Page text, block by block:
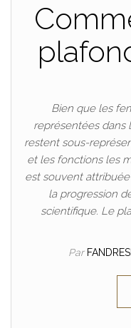
Bien que les
représentées dans
restent sous-
et les fonctions les
est souvent
la progression
scientifique. Le
Par